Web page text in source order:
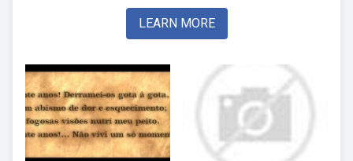
LEARN MORE